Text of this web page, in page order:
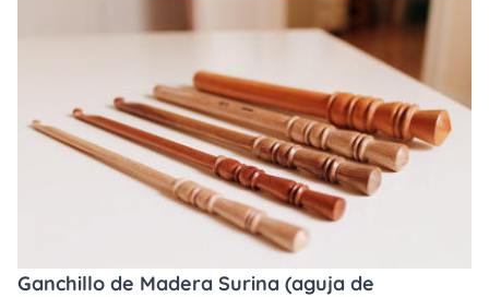
Ganchillo de Madera Surina (aguja de